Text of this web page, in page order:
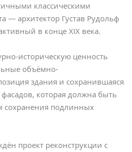
классическими
— архитектор Густав Рудольф
в конце XIX века.
историческую ценность
объёмно-
здания и сохранившаяся
которая должна быть
сохранения подлинных
проект реконструкции с